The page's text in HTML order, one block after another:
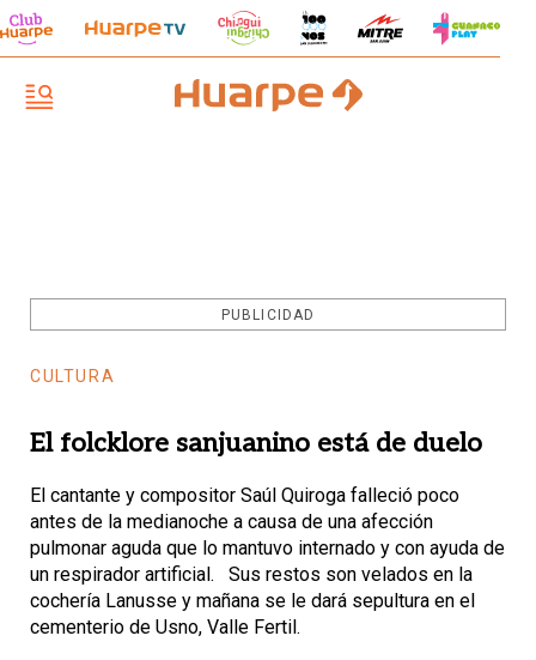
PUBLICIDAD
CULTURA
El folcklore sanjuanino está de duelo
El cantante y compositor Saúl Quiroga falleció poco
antes de la medianoche a causa de una afección
pulmonar aguda que lo mantuvo internado y con ayuda de
un respirador artificial. Sus restos son velados en la
cochería Lanusse y mañana se le dará sepultura en el
cementerio de Usno, Valle Fertil.